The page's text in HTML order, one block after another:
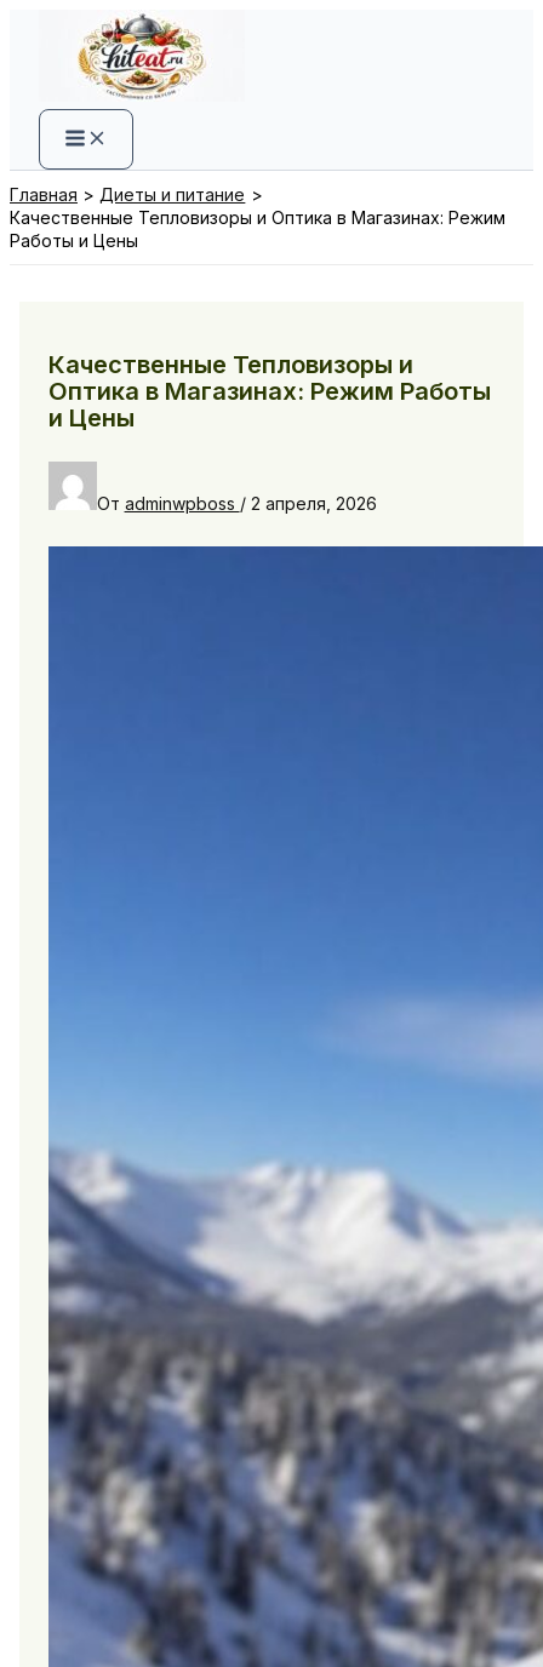
содержимому
Главная
Диеты и питание
Качественные Тепловизоры и Оптика в Магазинах: Режим
Работы и Цены
Качественные Тепловизоры и
Оптика в Магазинах: Режим Работы
и Цены
От adminwpboss / 2 апреля, 2026